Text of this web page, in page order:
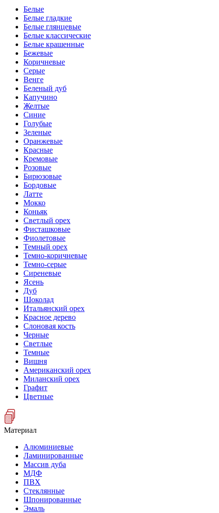
Белые
Белые гладкие
Белые глянцевые
Белые классические
Белые крашенные
Бежевые
Коричневые
Серые
Венге
Беленый дуб
Капучино
Желтые
Синие
Голубые
Зеленые
Оранжевые
Красные
Кремовые
Розовые
Бирюзовые
Бордовые
Латте
Мокко
Коньяк
Светлый орех
Фисташковые
Фиолетовые
Темный орех
Темно-коричневые
Темно-серые
Сиреневые
Ясень
Дуб
Шоколад
Итальянский орех
Красное дерево
Слоновая кость
Черные
Светлые
Темные
Вишня
Американский орех
Миланский орех
Графит
Цветные
Материал
Алюминиевые
Ламинированные
Массив дуба
МДФ
ПВХ
Стеклянные
Шпонированные
Эмаль